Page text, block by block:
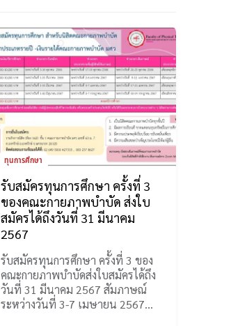
ทุนการศึกษา
รับสมัครทุนการศึกษา ครั้งที่ 3
ของคณะกายภาพบำบัด ส่งใบ
สมัครได้ถึงวันที่ 31 มีนาคม
2567
รับสมัครทุนการศึกษา ครั้งที่ 3 ของ
คณะกายภาพบำบัดส่งใบสมัครได้ถึง
วันที่ 31 มีนาคม 2567 สัมภาษณ์
ระหว่างวันที่ 3-7 เมษายน 2567…